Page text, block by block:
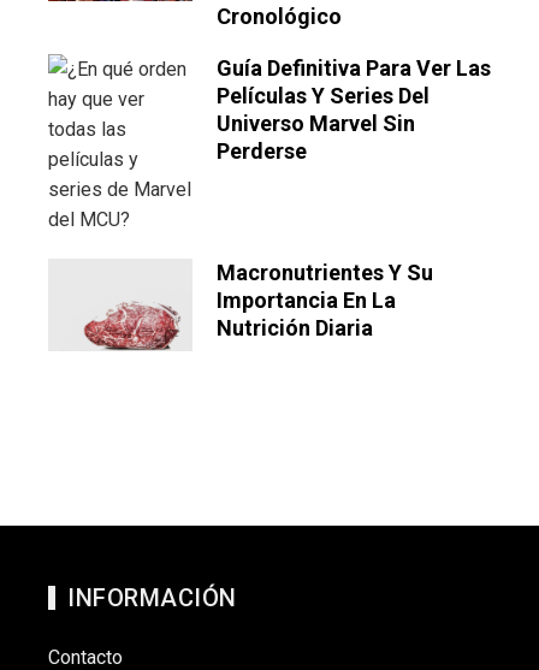
Cronológico
Guía Definitiva Para Ver Las
Películas Y Series Del
Universo Marvel Sin
Perderse
Macronutrientes Y Su
Importancia En La
Nutrición Diaria
INFORMACIÓN
Contacto